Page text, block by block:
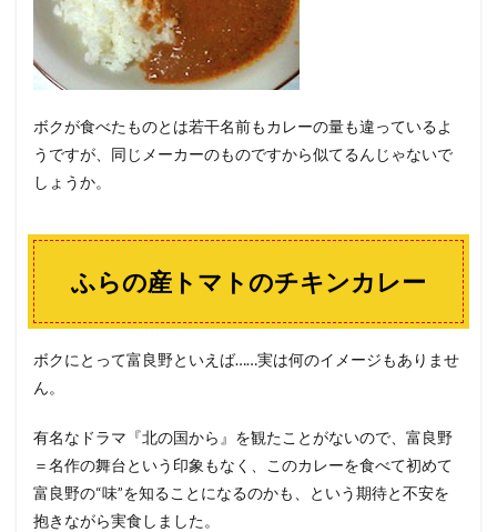
ボクが食べたものとは若干名前もカレーの量も違っているよ
うですが、同じメーカーのものですから似てるんじゃないで
しょうか。
ふらの産トマトのチキンカレー
ボクにとって富良野といえば……実は何のイメージもありませ
ん。
有名なドラマ『北の国から』を観たことがないので、富良野
＝名作の舞台という印象もなく、このカレーを食べて初めて
富良野の“味”を知ることになるのかも、という期待と不安を
抱きながら実食しました。